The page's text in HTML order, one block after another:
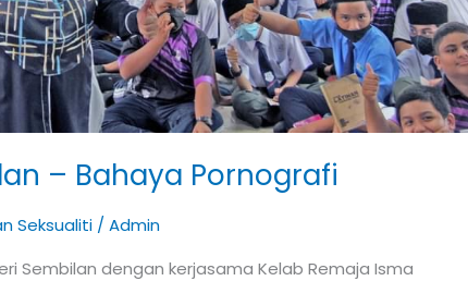
– Bahaya Pornografi
Seksualiti /Admin
Sembilan dengan kerjasama Kelab Remaja Isma